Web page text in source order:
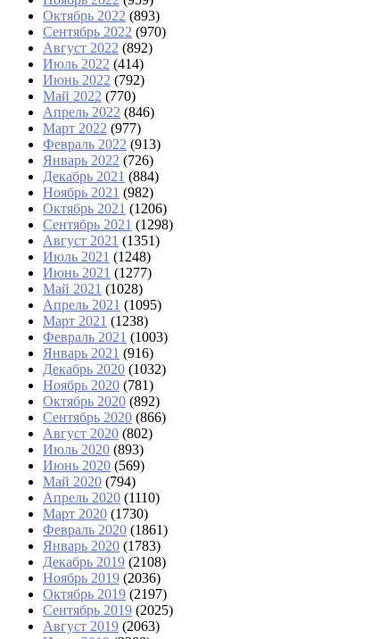
Октябрь 2022 (893)
Сентябрь 2022 (970)
Август 2022 (892)
Июль 2022 (414)
Июнь 2022 (792)
Май 2022 (770)
Апрель 2022 (846)
Март 2022 (977)
Февраль 2022 (913)
Январь 2022 (726)
Декабрь 2021 (884)
Ноябрь 2021 (982)
Октябрь 2021 (1206)
Сентябрь 2021 (1298)
Август 2021 (1351)
Июль 2021 (1248)
Июнь 2021 (1277)
Май 2021 (1028)
Апрель 2021 (1095)
Март 2021 (1238)
Февраль 2021 (1003)
Январь 2021 (916)
Декабрь 2020 (1032)
Ноябрь 2020 (781)
Октябрь 2020 (892)
Сентябрь 2020 (866)
Август 2020 (802)
Июль 2020 (893)
Июнь 2020 (569)
Май 2020 (794)
Апрель 2020 (1110)
Март 2020 (1730)
Февраль 2020 (1861)
Январь 2020 (1783)
Декабрь 2019 (2108)
Ноябрь 2019 (2036)
Октябрь 2019 (2197)
Сентябрь 2019 (2025)
Август 2019 (2063)